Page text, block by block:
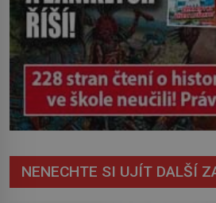
NENECHTE SI UJÍT DALŠÍ